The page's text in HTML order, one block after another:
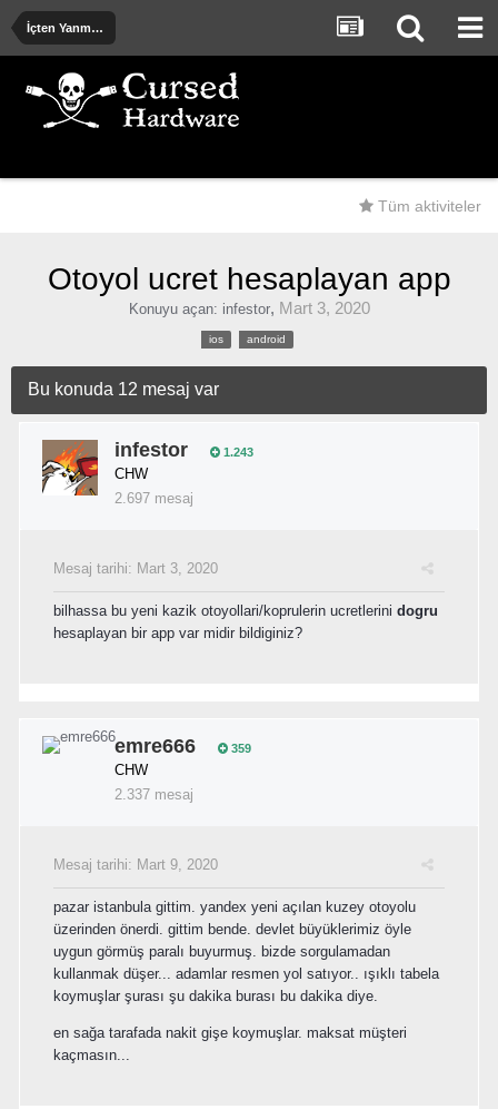
İçten Yanmalı ve Elektrik Motorlu Araçlar
Tüm aktiviteler
Otoyol ucret hesaplayan app
Konuyu açan: infestor, Mart 3, 2020
ios android
Bu konuda 12 mesaj var
infestor 1.243
CHW
2.697 mesaj
Mesaj tarihi: Mart 3, 2020
bilhassa bu yeni kazik otoyollari/koprulerin ucretlerini dogru
hesaplayan bir app var midir bildiginiz?
emre666 359
CHW
2.337 mesaj
Mesaj tarihi: Mart 9, 2020
pazar istanbula gittim. yandex yeni açılan kuzey otoyolu
üzerinden önerdi. gittim bende. devlet büyüklerimiz öyle
uygun görmüş paralı buyurmuş. bizde sorgulamadan
kullanmak düşer... adamlar resmen yol satıyor.. ışıklı tabela
koymuşlar şurası şu dakika burası bu dakika diye.
en sağa tarafada nakit gişe koymuşlar. maksat müşteri
kaçmasın...